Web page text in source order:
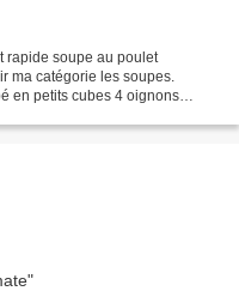
rapide soupe au poulet
ma catégorie les soupes.
en petits cubes 4 oignons